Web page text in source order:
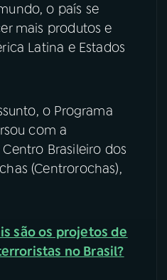
o país se
mais produtos e
Latina e Estados
o Programa
com a
Brasileiro dos
(Centrorochas),
são os projetos de
no Brasil?